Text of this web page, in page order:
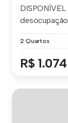
desocupação
2 Quartos
R$ 1.074